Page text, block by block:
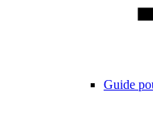
Guide